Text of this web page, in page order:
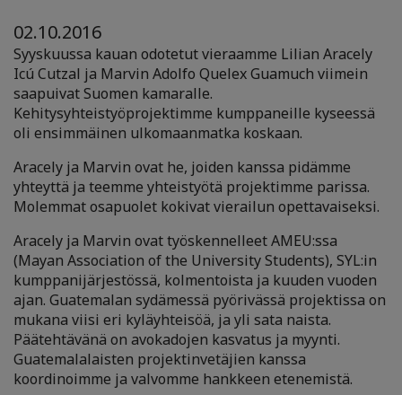
02.10.2016
Syyskuussa kauan odotetut vieraamme Lilian Aracely
Icú Cutzal ja Marvin Adolfo Quelex Guamuch viimein
saapuivat Suomen kamaralle.
Kehitysyhteistyöprojektimme kumppaneille kyseessä
oli ensimmäinen ulkomaanmatka koskaan.
Aracely ja Marvin ovat he, joiden kanssa pidämme
yhteyttä ja teemme yhteistyötä projektimme parissa.
Molemmat osapuolet kokivat vierailun opettavaiseksi.
Aracely ja Marvin ovat työskennelleet AMEU:ssa
(Mayan Association of the University Students), SYL:in
kumppanijärjestössä, kolmentoista ja kuuden vuoden
ajan. Guatemalan sydämessä pyörivässä projektissa on
mukana viisi eri kyläyhteisöä, ja yli sata naista.
Päätehtävänä on avokadojen kasvatus ja myynti.
Guatemalalaisten projektinvetäjien kanssa
koordinoimme ja valvomme hankkeen etenemistä.